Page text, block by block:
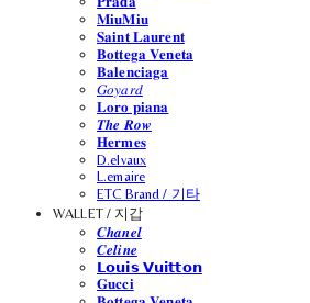
𝐌𝐢𝐮𝐌𝐢𝐮
𝐒𝐚𝐢𝐧𝐭 𝐋𝐚𝐮𝐫𝐞𝐧𝐭
𝐁𝐨𝐭𝐭𝐞𝐠𝐚 𝐕𝐞𝐧𝐞𝐭𝐚
𝐁𝐚𝐥𝐞𝐧𝐜𝐢𝐚𝐠𝐚
𝐺𝑜𝑦𝑎𝑟𝑑
𝐋𝐨𝐫𝐨 𝐩𝐢𝐚𝐧𝐚
𝑻𝒉𝒆 𝑹𝒐𝒘
𝐇𝐞𝐫𝐦𝐞𝐬
D.elvaux
L.emaire
ETC Brand / 기타
WALLET / 지갑
𝑪𝒉𝒂𝒏𝒆𝒍
𝑪𝒆𝒍𝒊𝒏𝒆
𝗟𝗼𝘂𝗶𝘀 𝗩𝘂𝗶𝘁𝘁𝗼𝗻
𝐆𝐮𝐜𝐜𝐢